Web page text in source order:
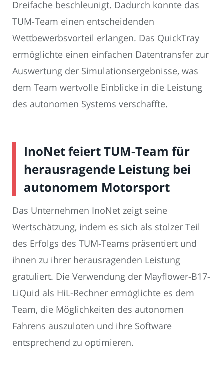
Dreifache beschleunigt. Dadurch konnte das
TUM-Team einen entscheidenden
Wettbewerbsvorteil erlangen. Das QuickTray
ermöglichte einen einfachen Datentransfer zur
Auswertung der Simulationsergebnisse, was
dem Team wertvolle Einblicke in die Leistung
des autonomen Systems verschaffte.
InoNet feiert TUM-Team für
herausragende Leistung bei
autonomem Motorsport
Das Unternehmen InoNet zeigt seine
Wertschätzung, indem es sich als stolzer Teil
des Erfolgs des TUM-Teams präsentiert und
ihnen zu ihrer herausragenden Leistung
gratuliert. Die Verwendung der Mayflower-B17-
LiQuid als HiL-Rechner ermöglichte es dem
Team, die Möglichkeiten des autonomen
Fahrens auszuloten und ihre Software
entsprechend zu optimieren.